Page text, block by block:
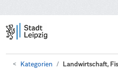
Kategorien Landwirtschaft,